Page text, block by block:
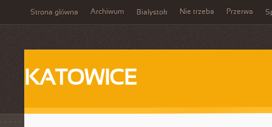
Strona główna Archiwum Białystok Nie trzeba Przerwa
KATOWICE